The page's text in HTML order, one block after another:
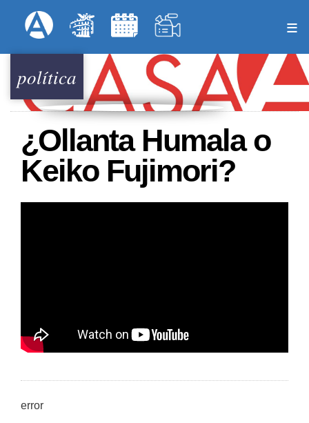
al
principal
Menú Superior
política
¿Ollanta Humala o
Keiko Fujimori?
error